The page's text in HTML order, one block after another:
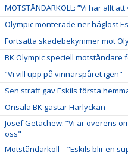
MOTSTÅNDARKOLL: ”Vi har allt
Olympic monterade ner håglöst
Fortsatta skadebekymmer mot
BK Olympic speciell motståndare
”Vi vill upp på vinnarspåret igen"
Sen straff gav Eskils första
Onsala BK gästar Harlyckan
Josef Getachew: ”Vi är överens
oss"
Motståndarkoll – ”Eskils blir en